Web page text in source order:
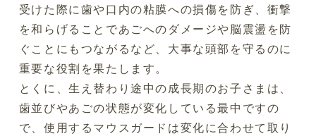
受けた際に歯や口内の粘膜への損傷を防ぎ、衝撃
を和らげることであごへのダメージや脳震盪を防
ぐことにもつながるなど、大事な頭部を守るのに
重要な役割を果たします。
とくに、生え替わり途中の成長期のお子さまは、
歯並びやあごの状態が変化している最中ですの
で、使用するマウスガードは変化に合わせて取り